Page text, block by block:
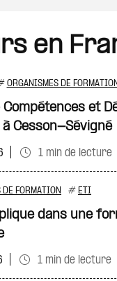
sélection
sélection
en
ORGANISMES DE
et
Cesson-Sévigné
1 min de lecture
DE FORMATION # ETI
dans une
1 min de lecture